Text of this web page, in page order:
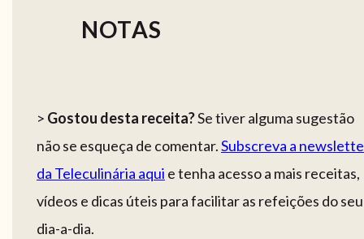
NOTAS
> Gostou desta receita?Se tiver alguma sugestão
não se esqueça de comentar.Subscreva a
da Teleculinária aqui e tenha acesso a mais receitas,
vídeos e dicas úteis para facilitar as refeições do seu
dia-a-dia.